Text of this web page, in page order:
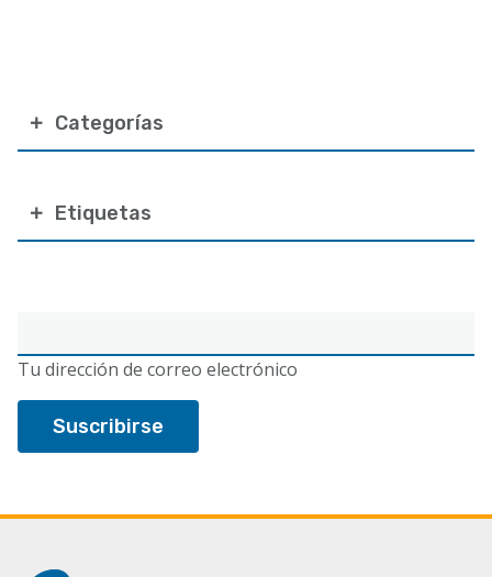
electrónico
Tu dirección de correo electrónico
Categorías
Etiquetas